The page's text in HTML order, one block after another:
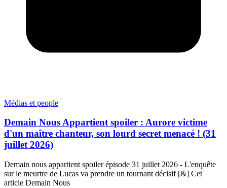
Médias et people
Demain Nous Appartient spoiler : Aurore victime
d'un maître chanteur, son lourd secret menacé ! (31
juillet 2026)
Demain nous appartient spoiler épisode 31 juillet 2026 - L'enquête
sur le meurtre de Lucas va prendre un tournant décisif [&] Cet
article Demain Nous